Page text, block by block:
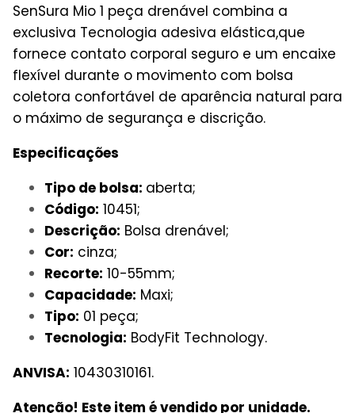
SenSura Mio 1 peça drenável combina a
exclusiva Tecnologia adesiva elástica,que
fornece contato corporal seguro e um encaixe
flexível durante o movimento com bolsa
coletora confortável de aparência natural para
o máximo de segurança e discrição.
Especificações
Tipo de bolsa: aberta;
Código: 10451;
Descrição: Bolsa drenável;
Cor: cinza;
Recorte: 10-55mm;
Capacidade: Maxi;
Tipo: 01 peça;
Tecnologia: BodyFit Technology.
ANVISA: 10430310161.
Atenção! Este item é vendido por unidade.